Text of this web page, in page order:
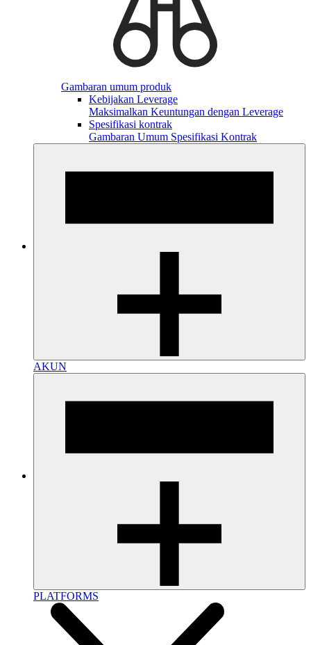
Gambaran umum produk
Kebijakan Leverage
Maksimalkan Keuntungan dengan Leverage
Spesifikasi kontrak
Gambaran Umum Spesifikasi Kontrak
AKUN
PLATFORMS